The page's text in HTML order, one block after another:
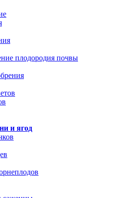
плодородия почвы
и ягод